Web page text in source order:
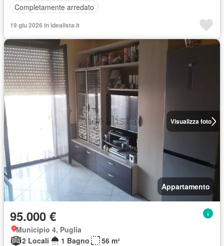
Completamente arredato
19 giu 2026 in idealista.it
Visualizza foto
Appartamento
95.000 €
Municipio 4, Puglia
2 Locali
1 Bagno
56 m²